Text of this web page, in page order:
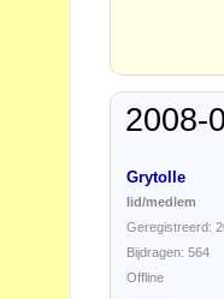
2008-
Grytolle
lid/medlem
Geregistreerd:
Bijdragen: 564
Offline